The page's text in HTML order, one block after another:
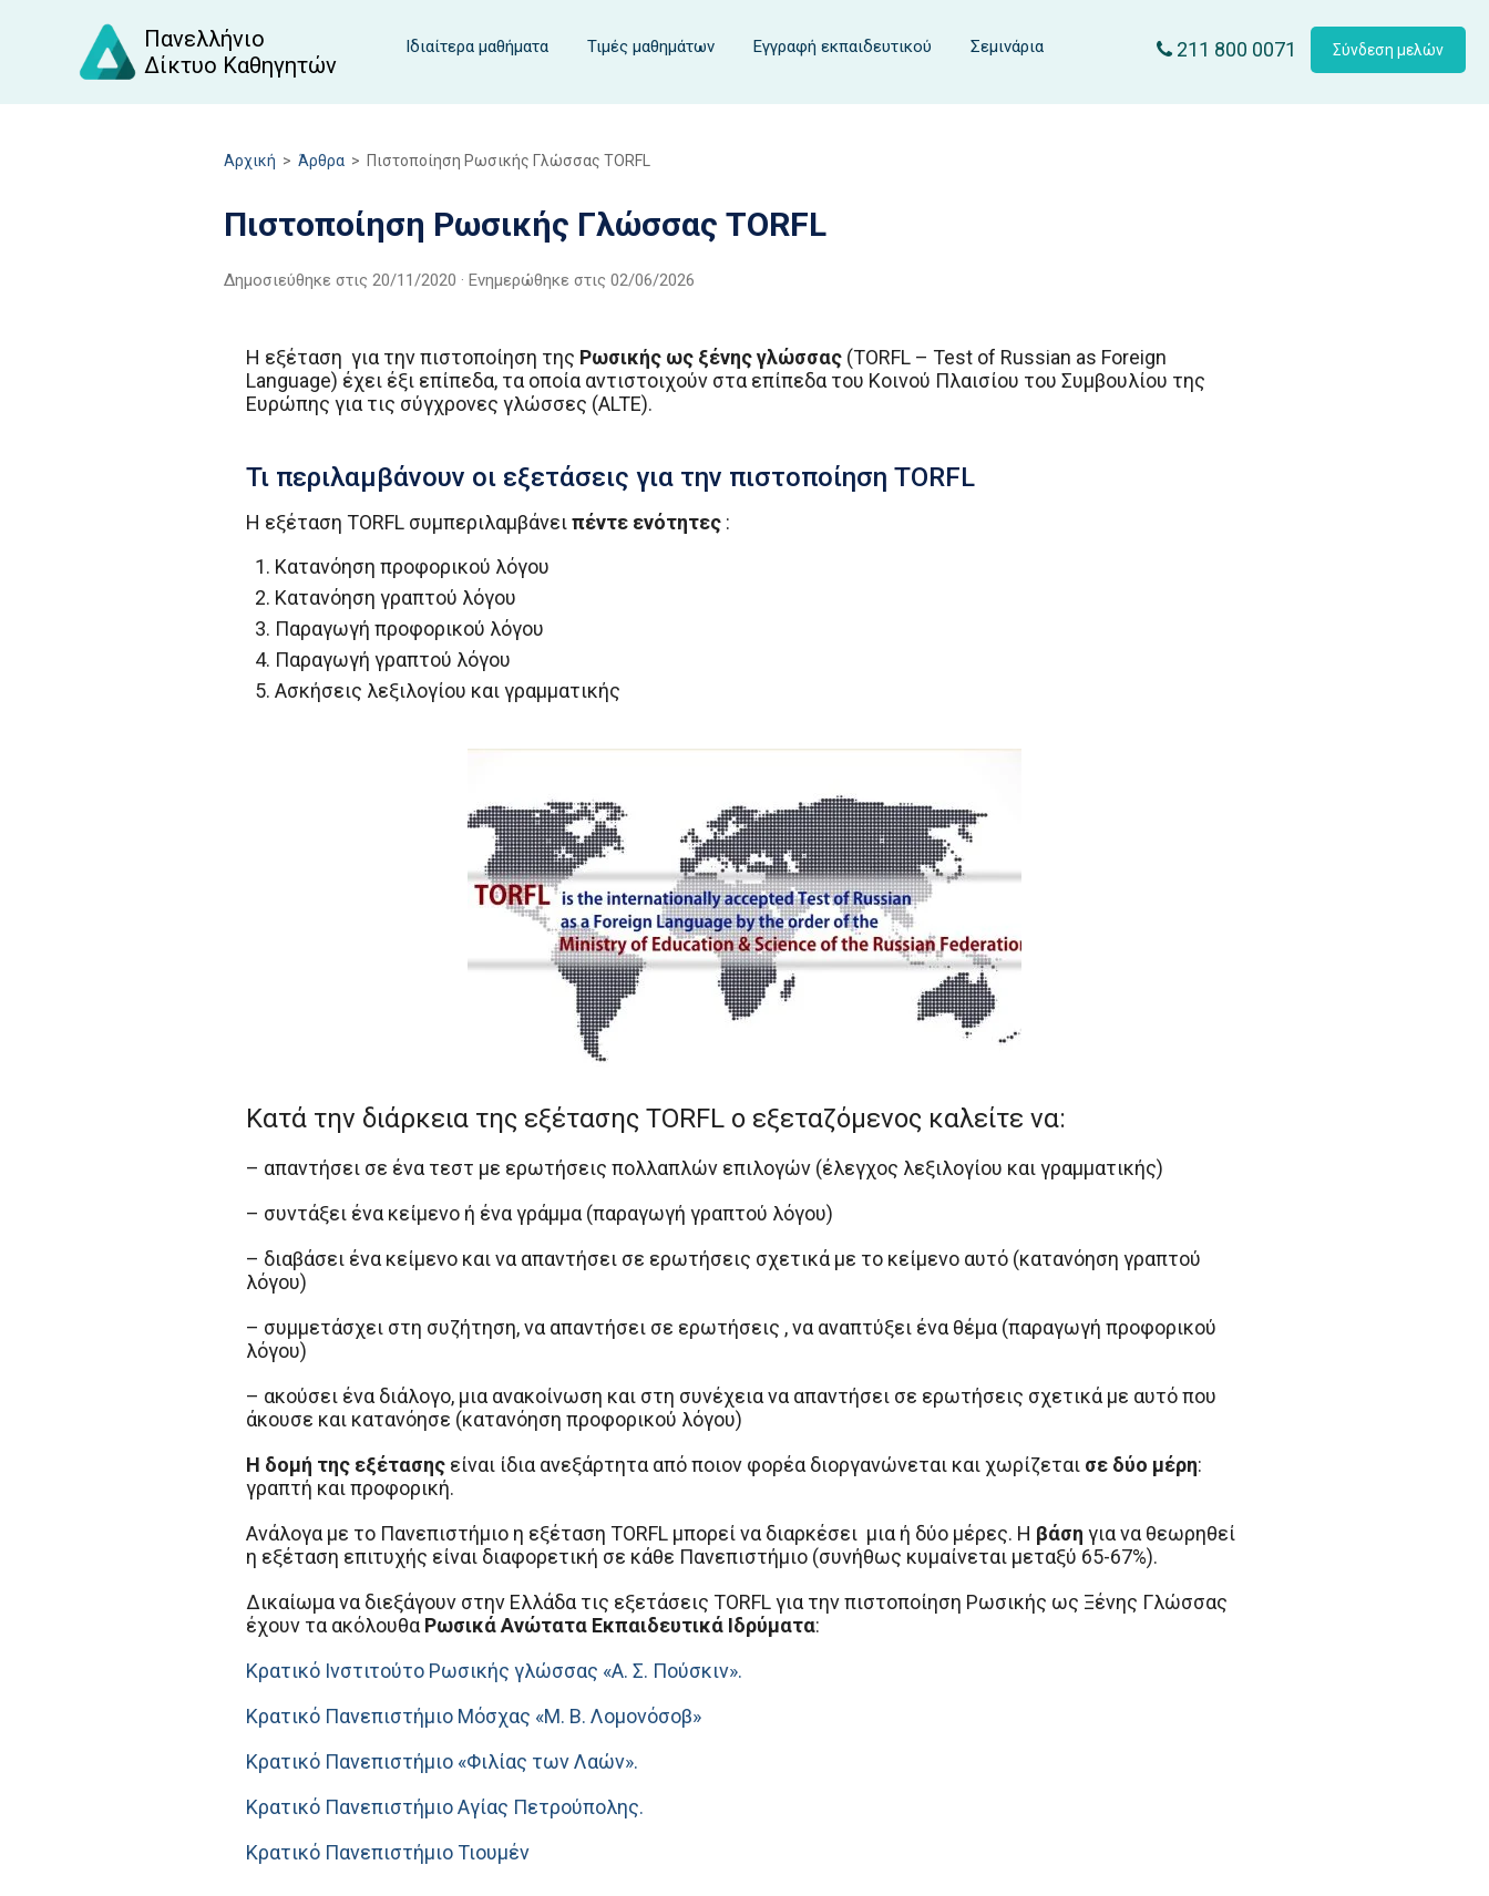
Πανελλήνιο
Δίκτυο Καθηγητών
Ιδιαίτερα μαθήματα Τιμές μαθημάτων Εγγραφή εκπαιδευτικού Σεμινάρια 211 800 0071 Σύνδεση μελών
Αρχική > Άρθρα > Πιστοποίηση Ρωσικής Γλώσσας TORFL
Πιστοποίηση Ρωσικής Γλώσσας TORFL
Δημοσιεύθηκε στις 20/11/2020 · Ενημερώθηκε στις 02/06/2026
Η εξέταση για την πιστοποίηση της Ρωσικής ως ξένης γλώσσας (TORFL – Test of Russian as Foreign
Language) έχει έξι επίπεδα, τα οποία αντιστοιχούν στα επίπεδα του Κοινού Πλαισίου του Συμβουλίου της
Ευρώπης για τις σύγχρονες γλώσσες (ALTE).
Τι περιλαμβάνουν οι εξετάσεις για την πιστοποίηση TORFL
Η εξέταση TORFL συμπεριλαμβάνειπέντε ενότητες :
Κατανόηση προφορικού λόγου
Κατανόηση γραπτού λόγου
Παραγωγή προφορικού λόγου
Παραγωγή γραπτού λόγου
Ασκήσεις λεξιλογίου και γραμματικής
Κατά την διάρκεια της εξέτασης TORFL ο εξεταζόμενος καλείτε να:
– απαντήσει σε ένα τεστ με ερωτήσεις πολλαπλών επιλογών (έλεγχος λεξιλογίου και γραμματικής)
– συντάξει ένα κείμενο ή ένα γράμμα (παραγωγή γραπτού λόγου)
– διαβάσει ένα κείμενο και να απαντήσει σε ερωτήσεις σχετικά με το κείμενο αυτό (κατανόηση γραπτού
λόγου)
– συμμετάσχει στη συζήτηση, να απαντήσει σε ερωτήσεις , να αναπτύξει ένα θέμα (παραγωγή προφορικού
λόγου)
– ακούσει ένα διάλογο, μια ανακοίνωση και στη συνέχεια να απαντήσει σε ερωτήσεις σχετικά με αυτό που
άκουσε και κατανόησε (κατανόηση προφορικού λόγου)
Η δομή της εξέτασης είναι ίδια ανεξάρτητα από ποιον φορέα διοργανώνεται και χωρίζεται σε δύο μέρη:
γραπτή και προφορική.
Ανάλογα με το Πανεπιστήμιο η εξέταση TORFL μπορεί να διαρκέσει μια ή δύο μέρες. Η βάση για να θεωρηθεί
η εξέταση επιτυχής είναι διαφορετική σε κάθε Πανεπιστήμιο (συνήθως κυμαίνεται μεταξύ 65-67%).
Δικαίωμα να διεξάγουν στην Ελλάδα τις εξετάσεις TORFL για την πιστοποίηση Ρωσικής ως Ξένης Γλώσσας
έχουν τα ακόλουθα Ρωσικά Ανώτατα Εκπαιδευτικά Ιδρύματα:
Κρατικό Ινστιτούτο Ρωσικής γλώσσας «Α. Σ. Πούσκιν».
Κρατικό Πανεπιστήμιο Μόσχας «Μ. Β. Λομονόσοβ»
Κρατικό Πανεπιστήμιο «Φιλίας των Λαών».
Κρατικό Πανεπιστήμιο Αγίας Πετρούπολης.
Κρατικό Πανεπιστήμιο Τιουμέν